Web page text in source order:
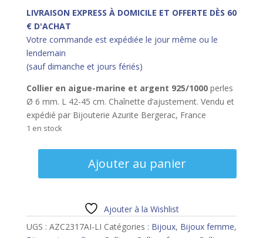
LIVRAISON EXPRESS À DOMICILE ET OFFERTE DÈS 60
€ D'ACHAT
Votre commande est expédiée le jour même ou le
lendemain
(sauf dimanche et jours fériés)
Collier en aigue-marine et argent 925/1000 perles
Ø 6 mm. L 42-45 cm. Chaînette d’ajustement. Vendu et
expédié par Bijouterie Azurite Bergerac, France
1 en stock
marine
Ajouter au panier
Ajouter à la Wishlist
UGS : AZC2317AI-LI Catégories : Bijoux, Bijoux femme,